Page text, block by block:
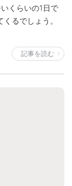
くらいの1日で
るでしょう。
記事を読む